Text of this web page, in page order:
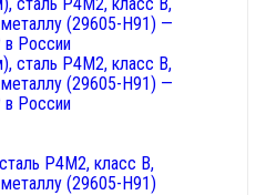
Р4М2, класс В,
(29605-H91)